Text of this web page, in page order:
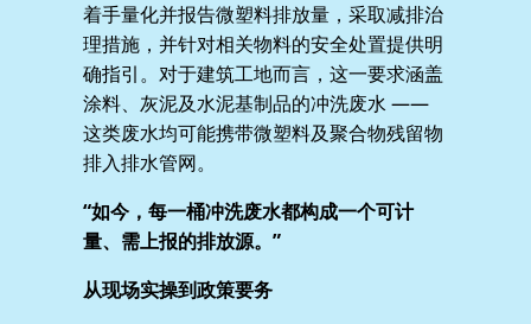
着手量化并报告微塑料排放量，采取减排治
理措施，并针对相关物料的安全处置提供明
确指引。对于建筑工地而言，这一要求涵盖
涂料、灰泥及水泥基制品的冲洗废水 ——
这类废水均可能携带微塑料及聚合物残留物
排入排水管网。
“如今，每一桶冲洗废水都构成一个可计
量、需上报的排放源。”
从现场实操到政策要务